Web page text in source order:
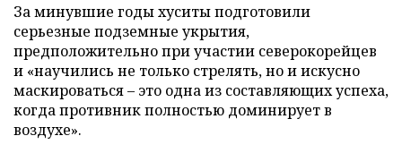
За минувшие годы хуситы подготовили
серьезные подземные укрытия,
предположительно при участии северокорейцев
и «научились не только стрелять, но и искусно
маскироваться – это одна из составляющих успеха,
когда противник полностью доминирует в
воздухе».